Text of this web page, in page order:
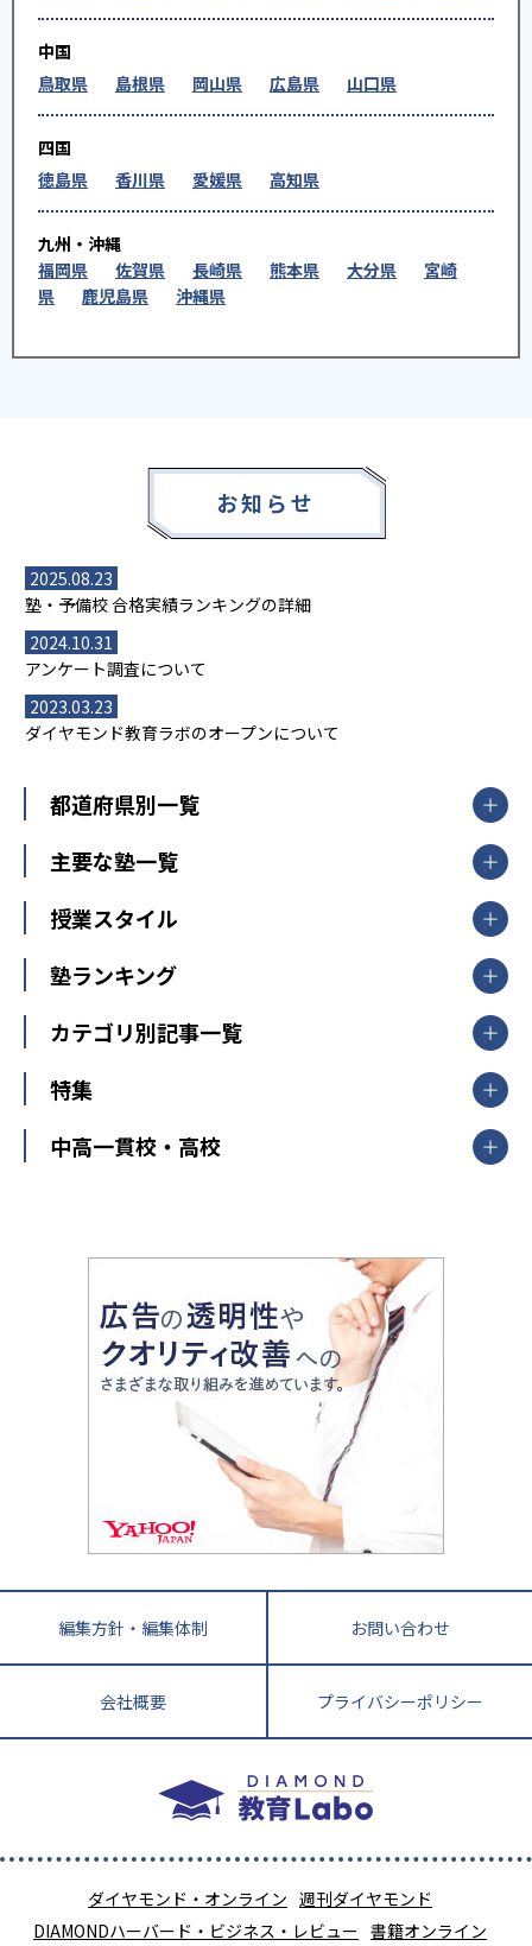
中国
鳥取県
島根県 岡山県 広島県 山口県
四国
徳島県
香川県 愛媛県 高知県
九州・沖縄
福岡県
佐賀県 長崎県 熊本県 大分県
宮崎
県
鹿児島県 沖縄県
お知らせ
2025.08.23
塾・予備校 合格実績ランキングの詳細
2024.10.31
アンケート調査について
2023.03.23
ダイヤモンド教育ラボのオープンについて
都道府県別一覧
北海道・東北
山形県
福島県
関東
東京都
神奈川県
茨城県
栃木県
群馬県
新潟県
中部
愛知県
静岡県
長野県
大阪府
兵庫県 京都府 奈良県
和歌山県
鳥取県
島根県 岡山県 広島県
香川県
高知県
長崎県 熊本県
鹿児島県 沖縄県
主要な塾一覧
【掲載塾一覧を見る】
東京個別指導学院
明光義塾
個別教室のトライ
武田塾
授業スタイル
個別指導
オンライン指導
塾ランキング
中学受験ランキング
カテゴリ別記事一覧
中学受験
大学受験
教育全般
大学受験塾の選び方
中学受験に熱心な市区町村ランキング
小学校受験
家庭教師
特集
開成番長直伝！子どもの受験を成功させる方法
運動と遊びを考える
情報Ⅰ、数学が苦手な人注目！最短距離の学力
アップ法
悩み多き「大学受験」相談室
英語・英会話・英検対策
小学校教師が解説！中学受験のリアル
教育ジャーナリストが徹底解説！ 大学受験の羅
中高一貫校・高校
大学入試改革
ママテクエグザム
進化する中高一貫校・高校
編集方針・編集体制 お問い合わせ
会社概要 プライバシーポリシー
ダイヤモンド・オンライン 週刊ダイヤモンド
DIAMONDハーバード・ビジネス・レビュー 書籍オンライン